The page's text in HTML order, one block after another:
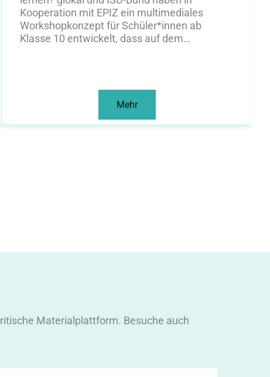
Kooperation mit EPIZ ein multimediales
Workshopkonzept für Schüler*innen ab
Klasse 10 entwickelt, dass auf dem…
Mehr
Materialplattform. Besuche auch